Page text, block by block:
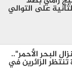
على التوالي
البحر الأحمر"..
الزائرين في